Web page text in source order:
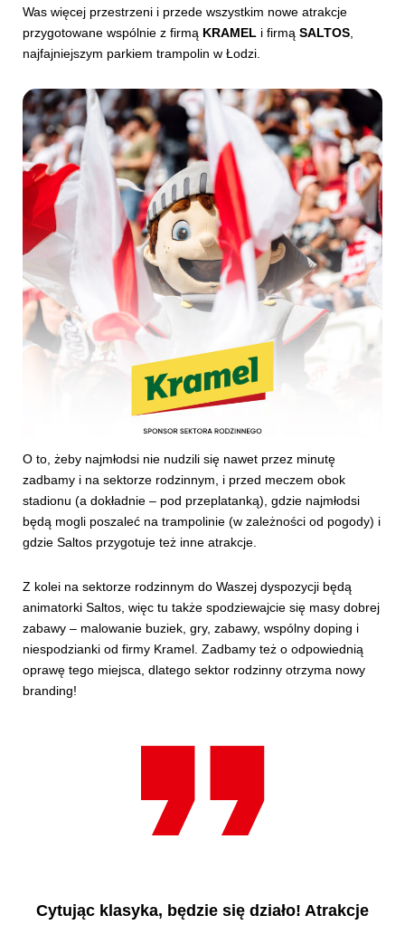
Was więcej przestrzeni i przede wszystkim nowe atrakcje
przygotowane wspólnie z firmą KRAMEL i firmą SALTOS,
najfajniejszym parkiem trampolin w Łodzi.
O to, żeby najmłodsi nie nudzili się nawet przez minutę
zadbamy i na sektorze rodzinnym, i przed meczem obok
stadionu (a dokładnie – pod przeplatanką), gdzie najmłodsi
będą mogli poszaleć na trampolinie (w zależności od pogody) i
gdzie Saltos przygotuje też inne atrakcje.
Z kolei na sektorze rodzinnym do Waszej dyspozycji będą
animatorki Saltos, więc tu także spodziewajcie się masy dobrej
zabawy – malowanie buziek, gry, zabawy, wspólny doping i
niespodzianki od firmy Kramel. Zadbamy też o odpowiednią
oprawę tego miejsca, dlatego sektor rodzinny otrzyma nowy
branding!
Cytując klasyka, będzie się działo! Atrakcje